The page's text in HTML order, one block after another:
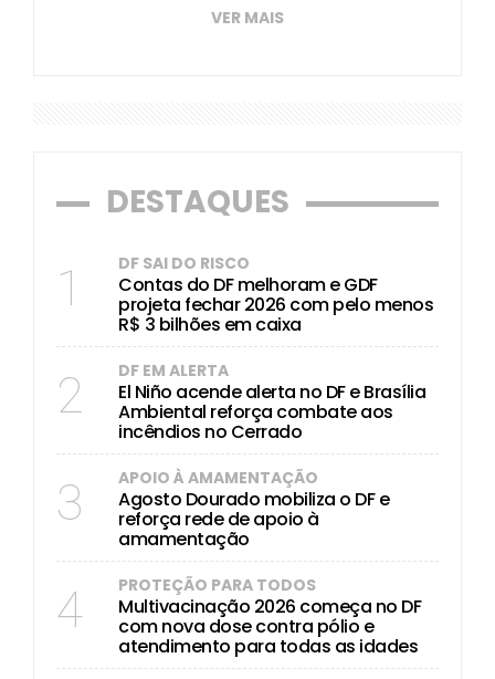
VER MAIS
DESTAQUES
1 DF SAI DO RISCO
Contas do DF melhoram e GDF
projeta fechar 2026 com pelo menos
R$ 3 bilhões em caixa
2 DF EM ALERTA
El Niño acende alerta no DF e Brasília
Ambiental reforça combate aos
incêndios no Cerrado
3 APOIO À AMAMENTAÇÃO
Agosto Dourado mobiliza o DF e
reforça rede de apoio à
amamentação
4 PROTEÇÃO PARA TODOS
Multivacinação 2026 começa no DF
com nova dose contra pólio e
atendimento para todas as idades